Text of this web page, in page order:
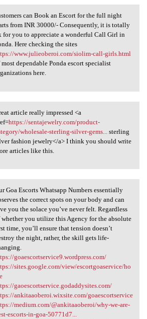
can Book an Escort
can Book an Escort for the full night
from INR 30000/- Consequently, it is totally
for you to appreciate a wonderful Call Girl in
Here checking the sites
www.julieoberoi.com/siolim-call-girls.html
dependable Ponda escort specialist
here.
article really
article really impressed <a
https://sentajewelry.com/product-
wholesale-sterling-silver-gems...
sterling
fashion jewelry</a> I think you should write
articles like this.
Goa Escorts Whatsapp
Goa Escorts Whatsapp Numbers essentially
the correct spots on your body and can
you the solace you’ve never felt. Regardless
whether you utilize this Agency for the absolute
time, you’ll ensure that tension doesn’t
the night, rather, the skill gets life-
goaescortservice9.wordpress.com/
sites.google.com/view/escortgoaservice/ho
gaoescortservice.godaddysites.com/
ankitaaoberoi.wixsite.com/goaescortservice
medium.com/@ankitaaoberoi/why-we-are-
escorts-in-goa-50771d7...